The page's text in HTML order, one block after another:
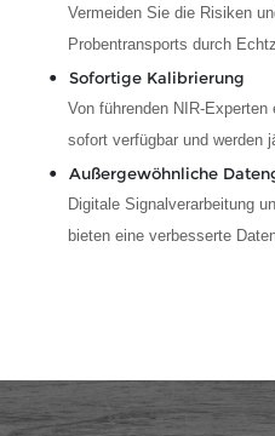
Vermeiden Sie die Risiken
Probentransports durch
Sofortige Kalibrierung
Von führenden NIR-
sofort verfügbar und werden
Außergewöhnliche
Digitale Signalverarbeitung
bieten eine verbesserte